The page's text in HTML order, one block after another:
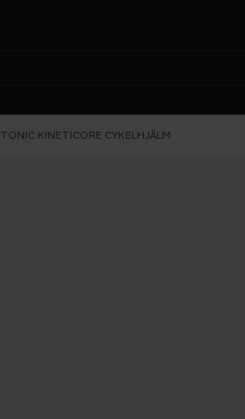
TONIC KINETICORE CYKELHJÄLM